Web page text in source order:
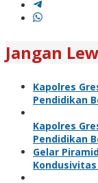
Jangan
Kapolres
Pendidikan
Kapolres
Pendidikan
Gelar